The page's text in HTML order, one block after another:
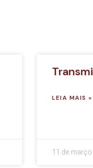
LEIA MAIS »
11 de